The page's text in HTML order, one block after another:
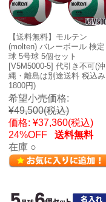
【送料無料】モルテン
(molten) バレーボール 検定
球 5号球 5個セット
[V5M5000-5] 代引き不可(沖
縄・離島は別途送料 税込み
1800円)
希望小売価格:
¥49,500(税込)
価格: ¥37,360(税込)
24%OFF
送料無料
在庫 ○